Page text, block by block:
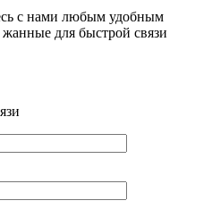
с нами любым удобным
для быстрой связи